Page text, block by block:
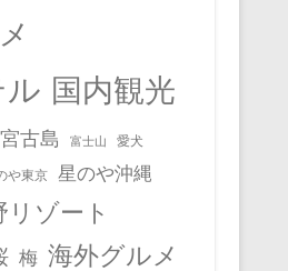
ル 国内観光
宮古島 富士山 愛犬
や東京 星のや沖縄
リゾート
梅 海外グルメ